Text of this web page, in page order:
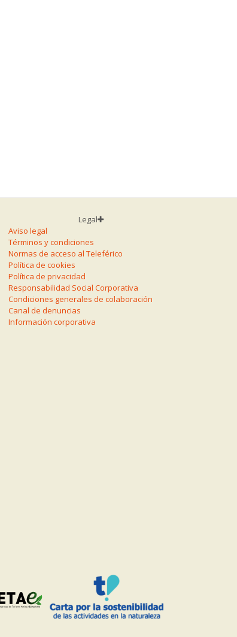
Legal
Aviso legal
Términos y condiciones
Normas de acceso al Teleférico
Política de cookies
Política de privacidad
Responsabilidad Social Corporativa
Condiciones generales de colaboración
Canal de denuncias
Información corporativa